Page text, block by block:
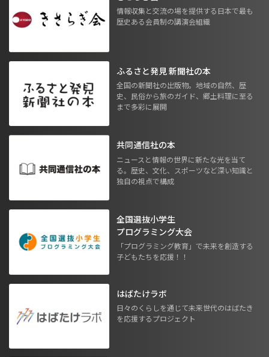
情報収集と交流の場を提供する日本で最も
歴史ある会員制の講演会組織
ふるさと発見 新聞社の本
全国の新聞社の出版物。地域の自然、歴
史、民俗から旅のガイド、郷土料理に至る
まで多彩に展開
共同通信社の本
ニュースと情報の世界に新たな光を当て
る。歴史、文化、スポーツなど深い知識と
独自の視点で構成
全国選抜小学生
プログラミング大会
「プログラミング教育」で未来を創造する
子どもたちを応援！！
はばたけラボ
日々のくらしを通じて未来世代のはばたき
を応援するプロジェクト